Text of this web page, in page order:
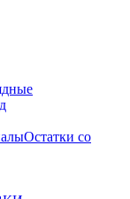
Остатки со